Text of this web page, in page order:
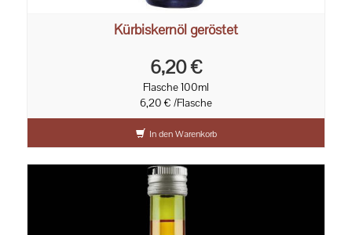
Kürbiskernöl geröstet
6,20 €
Flasche 100ml
6,20 € /Flasche
In den Warenkorb